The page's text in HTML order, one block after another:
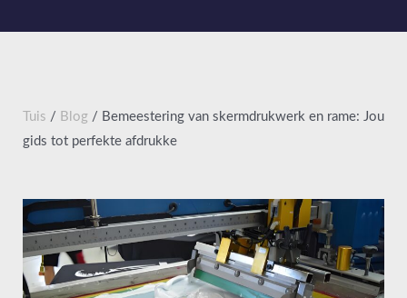
Tuis / Blog / Bemeestering van skermdrukwerk en rame: Jou
gids tot perfekte afdrukke